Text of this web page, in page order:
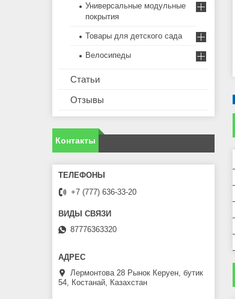
Универсальные модульные
покрытия
Товары для детского сада
Велосипеды
Статьи
Отзывы
Контакты
+7 (777) 636-33-20
87776363320
Лермонтова 28 Рынок Керуен, бутик
54, Костанай, Казахстан